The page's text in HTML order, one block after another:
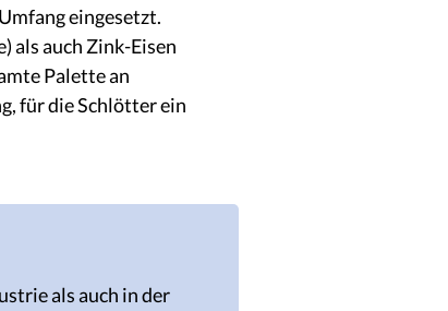
eingesetzt.
als auch Zink-Eisen
Palette an
für die Schlötter ein
als auch in der